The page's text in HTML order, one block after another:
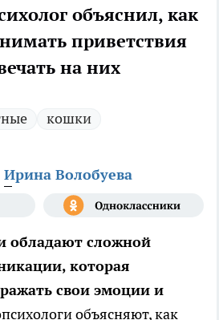
объяснил, как
приветствия
на них
кошки
Ирина Волобуева
сложной
которая
свои эмоции и
объясняют, как